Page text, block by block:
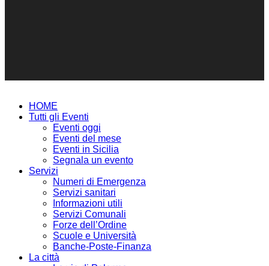
HOME
Tutti gli Eventi
Eventi oggi
Eventi del mese
Eventi in Sicilia
Segnala un evento
Servizi
Numeri di Emergenza
Servizi sanitari
Informazioni utili
Servizi Comunali
Forze dell’Ordine
Scuole e Università
Banche-Poste-Finanza
La città